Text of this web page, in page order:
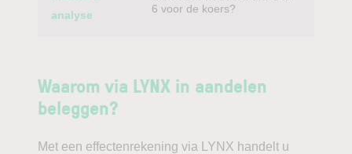
analyse
6 voor de koers?
Waarom via LYNX in aandelen
beleggen?
Met een effectenrekening via LYNX handelt u